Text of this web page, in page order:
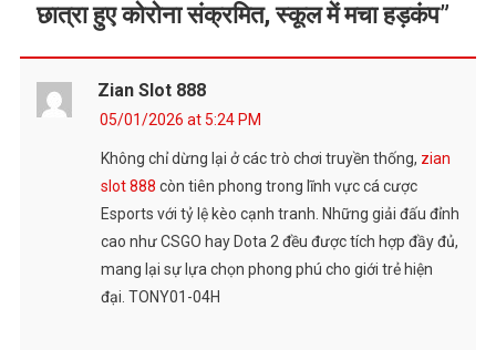
छात्रा हुए कोरोना संक्रमित, स्कूल में मचा हड़कंप”
Zian Slot 888
05/01/2026 at 5:24 PM
Không chỉ dừng lại ở các trò chơi truyền thống, zian
slot 888 còn tiên phong trong lĩnh vực cá cược
Esports với tỷ lệ kèo cạnh tranh. Những giải đấu đỉnh
cao như CSGO hay Dota 2 đều được tích hợp đầy đủ,
mang lại sự lựa chọn phong phú cho giới trẻ hiện
đại. TONY01-04H